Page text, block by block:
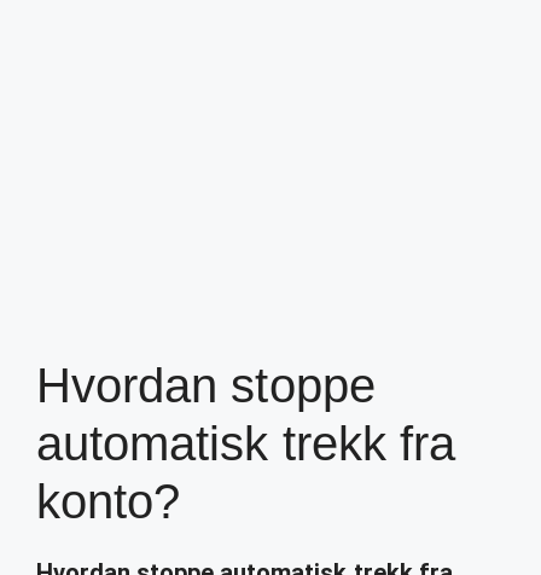
Hvordan stoppe
automatisk trekk fra
konto?